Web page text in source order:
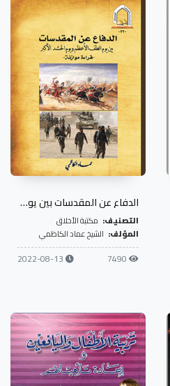
الدفاع عن المقدسات بين يوم الطف الأعظم ويوم الحشد الأكبر
التصنيف: مكتبة الأخلاق
المؤلف: الشيخ عماد الكاظمي
7490
2022-08-13